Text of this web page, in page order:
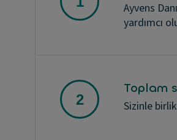
Ayvens
yardımcı
Toplam
Sizinle